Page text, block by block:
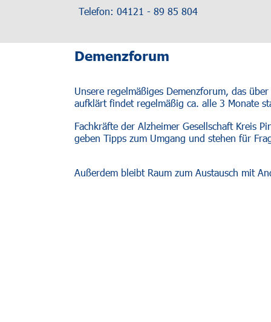
Demenzforum
Unsere regelmäßiges Demenzforum, das
aufklärt findet regelmäßig ca. alle 3 Monate
Fachkräfte der Alzheimer Gesellschaft Kreis
geben Tipps zum Umgang und stehen für
Außerdem bleibt Raum zum Austausch mit
Telefon: 04121 - 89 85 804